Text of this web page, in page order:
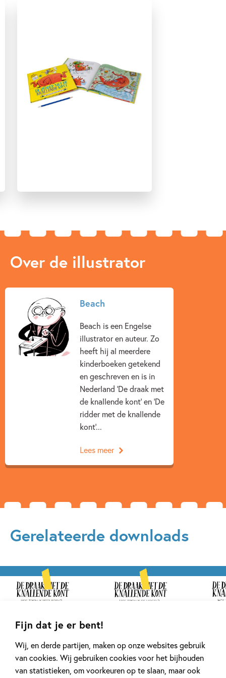
Fijn dat je er bent!
Wij, en derde partijen, maken op onze websites gebruik
van cookies. Wij gebruiken cookies voor het bijhouden
van statistieken, om voorkeuren op te slaan, maar ook
Over de illustrator
Beach
Beach is een Engelse
illustrator en auteur. Zo
heeft hij al meerdere
kinderboeken getekend
en geschreven en is in
Nederland 'De draak met
de knallende kont' en 'De
ridder met de knallende
kont'...
Lees meer
Gerelateerde downloads